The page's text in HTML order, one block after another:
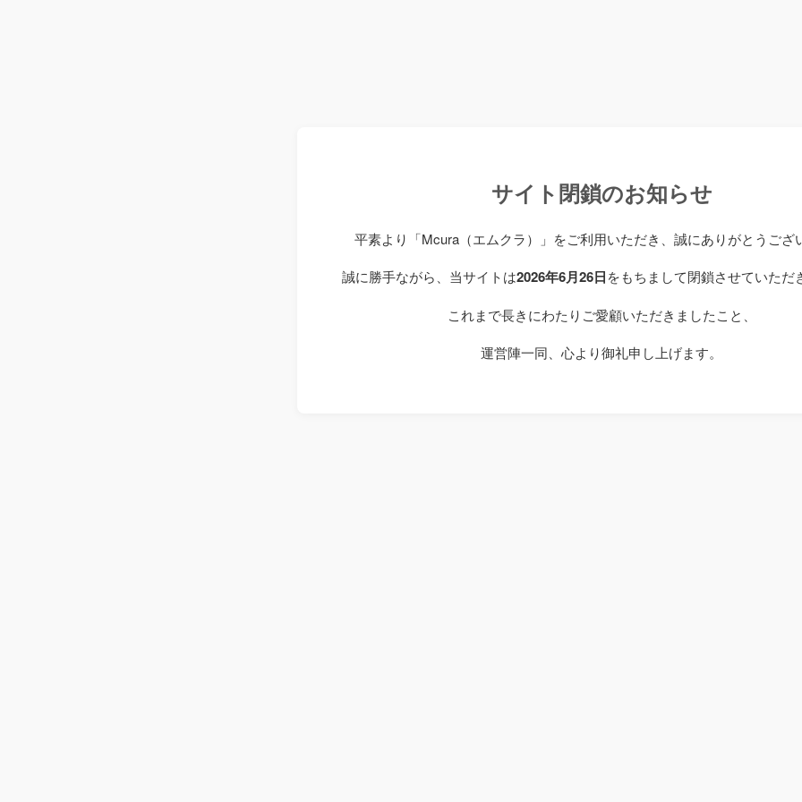
サイト閉鎖のお知らせ
平素より「Mcura（エムクラ）」をご利用いただき、誠にありがとうござ
誠に勝手ながら、当サイトは2026年6月26日をもちまして閉鎖させていただ
これまで長きにわたりご愛顧いただきましたこと、
運営陣一同、心より御礼申し上げます。